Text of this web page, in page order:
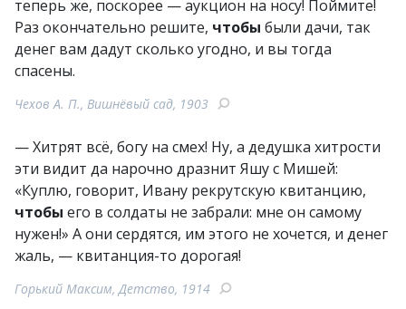
теперь же, поскорее — аукцион на носу! Поймите!
Раз окончательно решите, чтобы были дачи, так
денег вам дадут сколько угодно, и вы тогда
спасены.
Чехов А. П., Вишнёвый сад, 1903
— Хитрят всё, богу на смех! Ну, а дедушка хитрости
эти видит да нарочно дразнит Яшу с Мишей:
«Куплю, говорит, Ивану рекрутскую квитанцию,
чтобы его в солдаты не забрали: мне он самому
нужен!» А они сердятся, им этого не хочется, и денег
жаль, — квитанция-то дорогая!
Горький Максим, Детство, 1914